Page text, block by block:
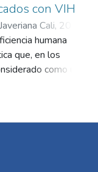
con VIH
Cali, 2019
Alejandra;
humana
que, en los
como un
tiene
que están
asumir un